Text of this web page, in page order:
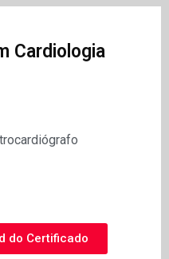
Cardiologia
do Certificado